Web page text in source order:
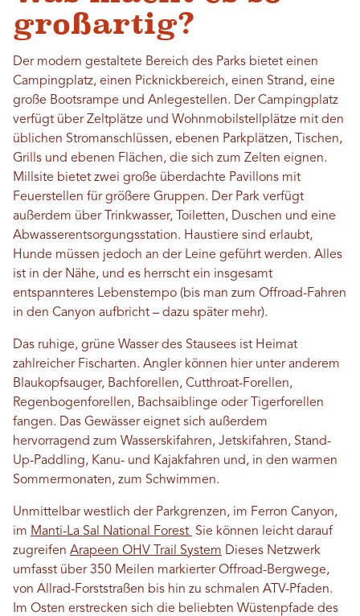
großartig?
Der modern gestaltete Bereich des Parks bietet einen
Campingplatz, einen Picknickbereich, einen Strand, eine
große Bootsrampe und Anlegestellen. Der Campingplatz
verfügt über Zeltplätze und Wohnmobilstellplätze mit den
üblichen Stromanschlüssen, ebenen Parkplätzen, Tischen,
Grills und ebenen Flächen, die sich zum Zelten eignen.
Millsite bietet zwei große überdachte Pavillons mit
Feuerstellen für größere Gruppen. Der Park verfügt
außerdem über Trinkwasser, Toiletten, Duschen und eine
Abwasserentsorgungsstation. Haustiere sind erlaubt,
Hunde müssen jedoch an der Leine geführt werden. Alles
ist in der Nähe, und es herrscht ein insgesamt
entspannteres Lebenstempo (bis man zum Offroad-Fahren
in den Canyon aufbricht – dazu später mehr).
Das ruhige, grüne Wasser des Stausees ist Heimat
zahlreicher Fischarten. Angler können hier unter anderem
Blaukopfsauger, Bachforellen, Cutthroat-Forellen,
Regenbogenforellen, Bachsaiblinge oder Tigerforellen
fangen. Das Gewässer eignet sich außerdem
hervorragend zum Wasserskifahren, Jetskifahren, Stand-
Up-Paddling, Kanu- und Kajakfahren und, in den warmen
Sommermonaten, zum Schwimmen.
Unmittelbar westlich der Parkgrenzen, im Ferron Canyon,
im Manti-La Sal National Forest Sie können leicht darauf
zugreifen Arapeen OHV Trail System Dieses Netzwerk
umfasst über 350 Meilen markierter Offroad-Bergwege,
von Allrad-Forststraßen bis hin zu schmalen ATV-Pfaden.
Im Osten erstrecken sich die beliebten Wüstenpfade des